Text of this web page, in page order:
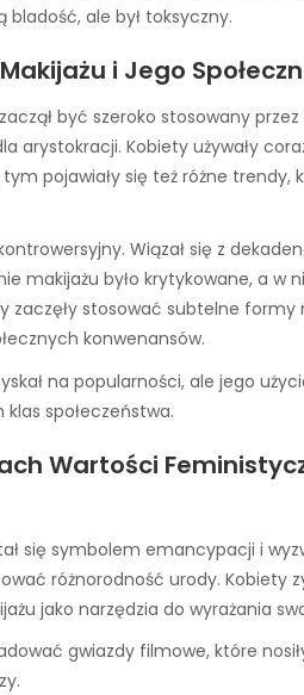
bladość, ale był toksyczny.
i Jego
być szeroko stosowany
arystokracji. Kobiety używały
pojawiały się też różne trendy,
Wiązał się z
makijażu było krytykowane, a w
zaczęły stosować subtelne formy
konwenansów.
na popularności, ale jego
społeczeństwa.
Wartości
się symbolem emancypacji i
różnorodność urody. Kobiety
jako narzędzia do wyrażania
gwiazdy filmowe, które